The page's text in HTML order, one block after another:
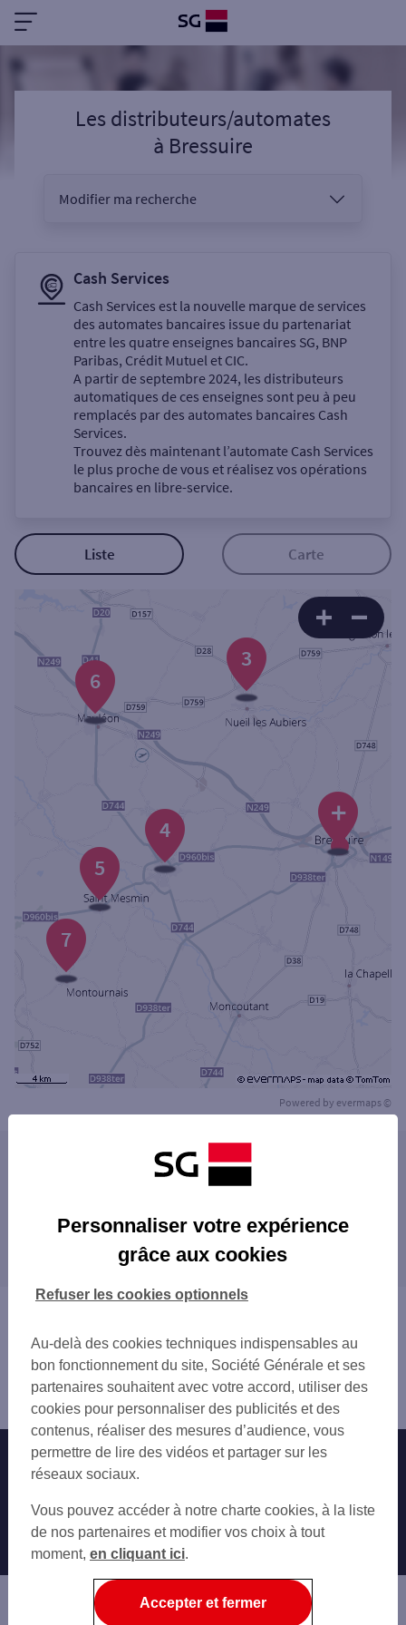
Les distributeurs/automates
à Bressuire
Modifier ma recherche
Sélectionnez votre recherche
Un service
Autour de moi
Rue
Rechercher
Cash Services
Cash Services est la nouvelle marque de services
des automates bancaires issue du partenariat
entre les quatre enseignes bancaires SG, BNP
Paribas, Crédit Mutuel et CIC.
A partir de septembre 2024, les distributeurs
automatiques de ces enseignes sont peu à peu
remplacés par des automates bancaires Cash
Services.
Trouvez dès maintenant l’automate Cash Services
le plus proche de vous et réalisez vos opérations
bancaires en libre-service.
Liste Carte
7
6
5
4
3
+
Powered by evermaps ©
Les distributeurs/automates dans les villes à
Les distributeurs/automates dans les
départements limitrophes
17 CHARENTE-MARITIME
85 VENDÉE
86 VIENNE
Deux-Sèvres
Nos engagements Nous contacter
Autres sites SG
Professionnels
Entreprises
Associations
Personnaliser votre expérience
grâce aux cookies
Au-delà des cookies techniques indispensables au
bon fonctionnement du site, Société Générale et ses
partenaires souhaitent avec votre accord, utiliser des
cookies pour personnaliser des publicités et des
contenus, réaliser des mesures d’audience, vous
permettre de lire des vidéos et partager sur les
réseaux sociaux.
Vous pouvez accéder à notre charte cookies, à la liste
de nos partenaires et modifier vos choix à tout
moment, en cliquant ici.
Refuser les cookies optionnels
Accepter et fermer